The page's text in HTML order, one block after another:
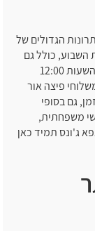
הגדולים של
השבוע, כולל גם
בסופ"שים. הסניף פתוח מיום ראשון ועד שבת, בין השעות 12:00
למשלוחי פיצה אור
גם בסופי
משפחתית,
ג'ונס תמיד כאן